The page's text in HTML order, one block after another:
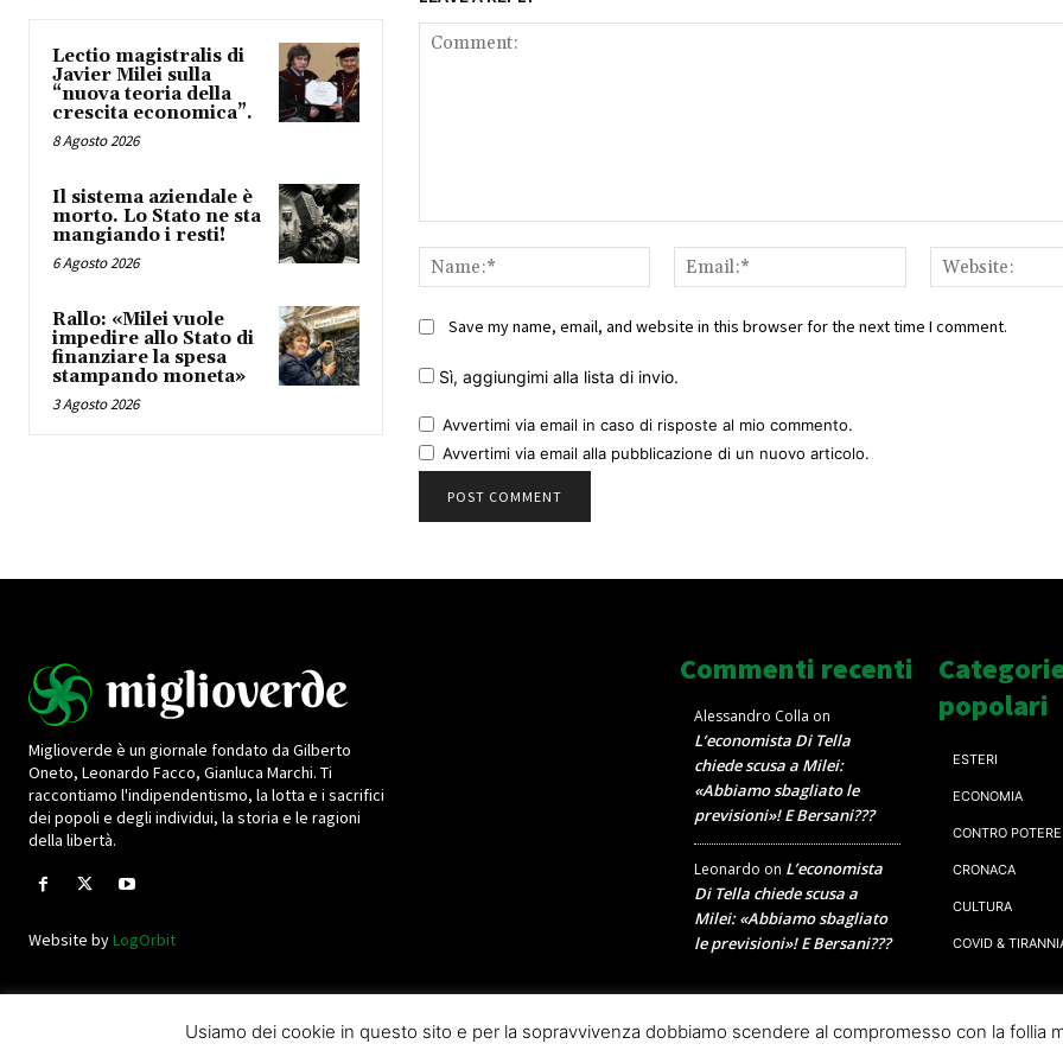
Lectio magistralis di
Javier Milei sulla
“nuova teoria della
crescita economica”.
8 Agosto 2026
Il sistema aziendale è
morto. Lo Stato ne sta
mangiando i resti!
6 Agosto 2026
Rallo: «Milei vuole
impedire allo Stato di
finanziare la spesa
stampando moneta»
3 Agosto 2026
Name:*
Email:*
Save my name, email, and website in this browser for the next time I comment.
Sì, aggiungimi alla lista di invio.
Avvertimi via email in caso di risposte al mio commento.
Avvertimi via email alla pubblicazione di un nuovo articolo.
Miglioverde è un giornale fondato da Gilberto
Oneto, Leonardo Facco, Gianluca Marchi. Ti
raccontiamo l'indipendentismo, la lotta e i sacrifici
dei popoli e degli individui, la storia e le ragioni
della libertà.
Website byLogOrbit
Commenti recenti
Alessandro Colla on
L’economista Di Tella
chiede scusa a Milei:
«Abbiamo sbagliato le
previsioni»! E Bersani???
Leonardo on L’economista
Di Tella chiede scusa a
Milei: «Abbiamo sbagliato
le previsioni»! E Bersani???
popolari
ESTERI
ECONOMIA
CONTRO POTERE
CRONACA
CULTURA
COVID &
Usiamo dei cookie in questo sito e per la sopravvivenza dobbiamo scendere al compromesso con la follia